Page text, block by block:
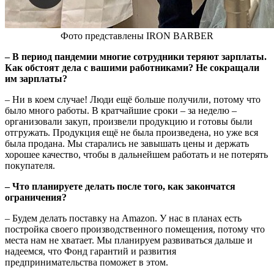
Фото представлены IRON BARBER
– В период пандемии многие сотрудники теряют зарплаты.
Как обстоят дела с вашими работниками? Не сокращали
им зарплаты?
– Ни в коем случае! Люди ещё больше получили, потому что
было много работы. В кратчайшие сроки – за неделю –
организовали закуп, произвели продукцию и готовы были
отгружать. Продукция ещё не была произведена, но уже вся
была продана. Мы старались не завышать цены и держать
хорошее качество, чтобы в дальнейшем работать и не потерять
покупателя.
– Что планируете делать после того, как закончатся
ограничения?
– Будем делать поставку на Amazon. У нас в планах есть
постройка своего производственного помещения, потому что
места нам не хватает. Мы планируем развиваться дальше и
надеемся, что Фонд гарантий и развития
предпринимательства поможет в этом.